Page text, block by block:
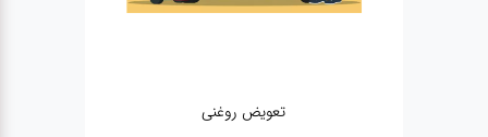
تعویض روغنی